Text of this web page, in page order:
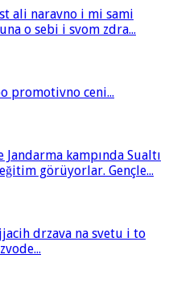
ali naravno i mi sami
o sebi i svom zdra...
promotivno ceni...
kampında Sualtı
görüyorlar. Gençle...
drzava na svetu i to